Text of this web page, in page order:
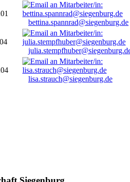
bettina.spannrad@siegenburg.de
lisa.strauch@siegenburg.de